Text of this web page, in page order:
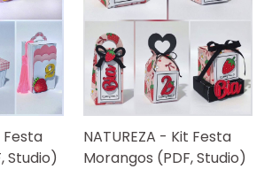
Festa
Studio)
NATUREZA - Kit Festa
Morangos (PDF, Studio)